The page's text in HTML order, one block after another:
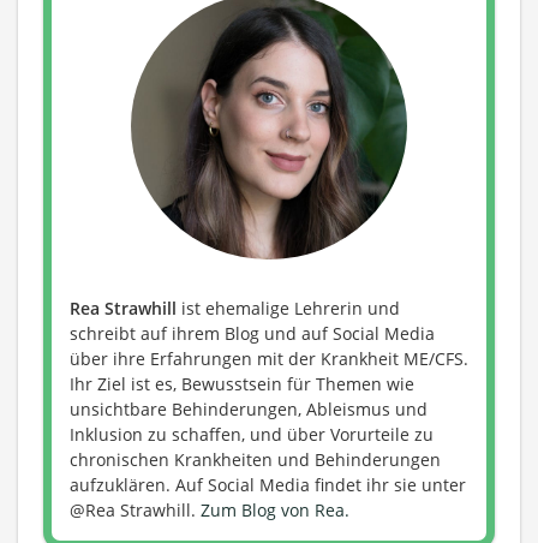
Rea Strawhill ist ehemalige Lehrerin und
schreibt auf ihrem Blog und auf Social Media
über ihre Erfahrungen mit der Krankheit ME/CFS.
Ihr Ziel ist es, Bewusstsein für Themen wie
unsichtbare Behinderungen, Ableismus und
Inklusion zu schaffen, und über Vorurteile zu
chronischen Krankheiten und Behinderungen
aufzuklären. Auf Social Media findet ihr sie unter
@Rea Strawhill. Zum Blog von Rea.